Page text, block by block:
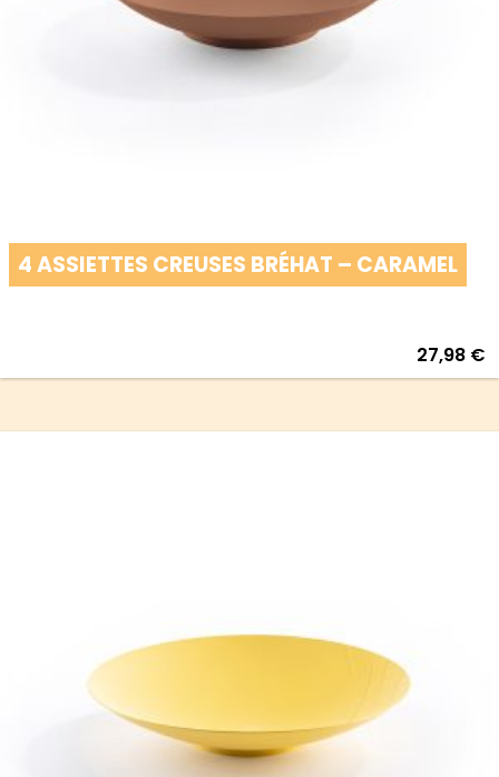
4 ASSIETTES CREUSES BRÉHAT – CARAMEL
27,98 €